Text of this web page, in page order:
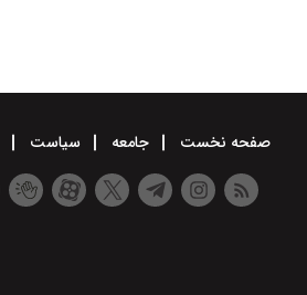
صفحه نخست جامعه سیاست